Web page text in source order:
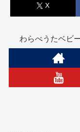
X
わらべうたベビ